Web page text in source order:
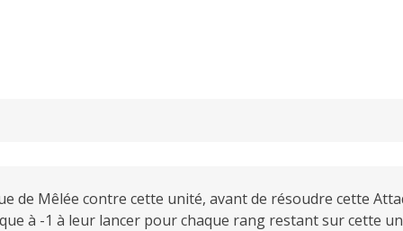
de Mêlée contre cette unité, avant de résoudre cette
à -1 à leur lancer pour chaque rang restant sur cette